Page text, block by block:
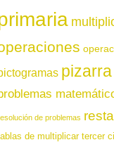
de problemas
de multiplicar tercer